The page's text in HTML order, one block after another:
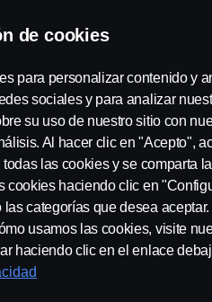
ARGENTINA
de privacidad
de cookies
para personalizar contenido y
sociales y para analizar
su uso de nuestro sitio con
Al hacer clic en "Acepto",
las cookies y se comparta
cookies haciendo clic en
categorías que desea
usamos las cookies, visite
haciendo clic en el enlace